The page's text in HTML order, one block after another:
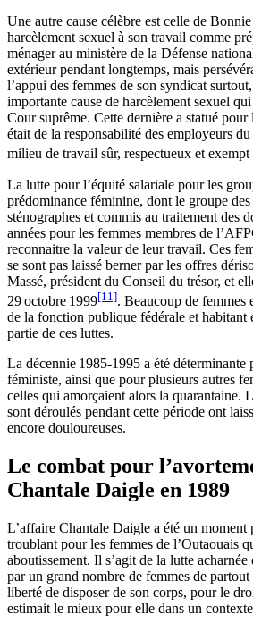
Une autre cause célèbre est celle de
harcèlement sexuel à son travail comme
ménager au ministère de la Défense
extérieur pendant longtemps, mais
l’appui des femmes de son syndicat
importante cause de harcèlement sexuel qui
Cour suprême. Cette dernière a statué
était de la responsabilité des employeurs
milieu de travail sûr, respectueux et exempt
La lutte pour l’équité salariale pour les
prédominance féminine, dont le groupe des
sténographes et commis au traitement des
années pour les femmes membres de
reconnaitre la valeur de leur travail. Ces
se sont pas laissé berner par les offres
Massé, président du Conseil du trésor, et
29 octobre 1999[11]. Beaucoup de femmes
de la fonction publique fédérale et habitant
partie de ces luttes.
La décennie 1985-1995 a été déterminante
féministe, ainsi que pour plusieurs autres
celles qui amorçaient alors la quarantaine.
sont déroulés pendant cette période ont
encore douloureuses.
Le combat pour
Chantale Daigle en 1989
L’affaire Chantale Daigle a été un moment
troublant pour les femmes de l’Outaouais
aboutissement. Il s’agit de la lutte acharnée
par un grand nombre de femmes de
liberté de disposer de son corps, pour le
estimait le mieux pour elle dans un